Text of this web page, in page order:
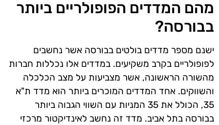
מהם המדדים הפופולריים ביותר
בבורסה?
ישנם מספר מדדים בולטים בבורסה אשר נחשבים
לפופולריים בקרב משקיעים. במדדים אלו נכללות חברות
מהשורה הראשונה, אשר מצביעות על מצב הכלכלה
והשווקים. אחד המדדים המוכרים ביותר הוא מדד ת"א
35, הכולל את 35 המניות עם השווי הגבוה ביותר
בבורסה בתל אביב. מדד זה נחשב לאינדיקטור מרכזי